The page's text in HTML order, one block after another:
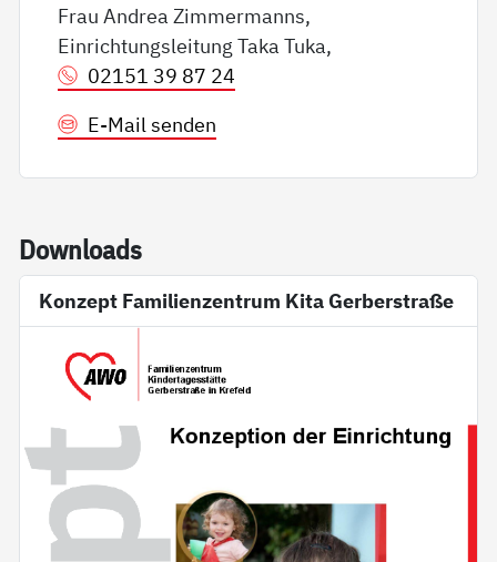
Frau Andrea Zimmermanns,
Einrichtungsleitung Taka Tuka,
02151 39 87 24
E-Mail senden
Down­loads
Konzept Familienzentrum Kita Gerberstraße